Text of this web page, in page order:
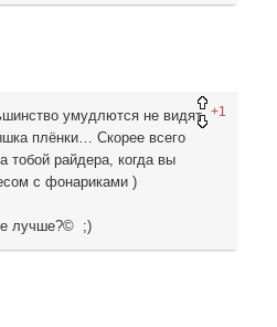
+1
умудлются не видят
плёнки… Скорее всего
тобой райдера, когда вы
с фонариками )
лучше?© ;)